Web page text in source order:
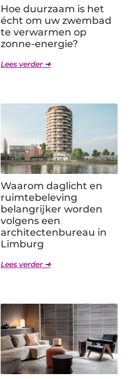
Hoe duurzaam is het
écht om uw zwembad
te verwarmen op
zonne-energie?
Lees verder ➜
Waarom daglicht en
ruimtebeleving
belangrijker worden
volgens een
architectenbureau in
Limburg
Lees verder ➜